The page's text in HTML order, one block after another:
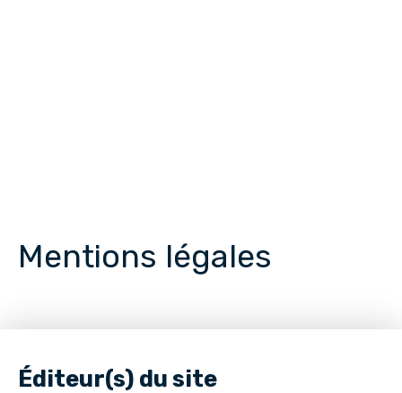
Mentions légales
Éditeur(s) du site